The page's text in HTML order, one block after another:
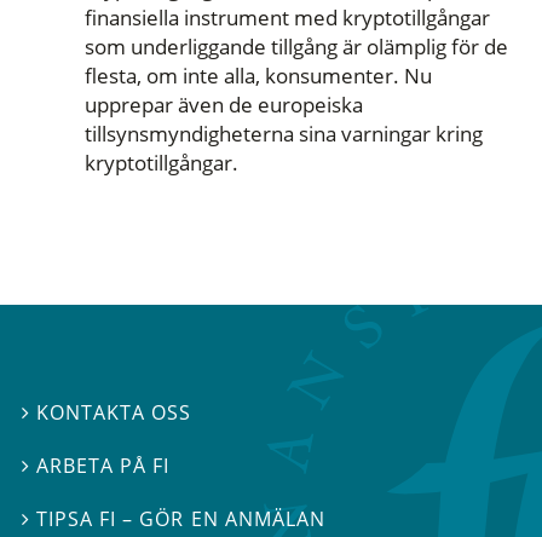
finansiella instrument med kryptotillgångar
som underliggande tillgång är olämplig för de
flesta, om inte alla, konsumenter. Nu
upprepar även de europeiska
tillsynsmyndigheterna sina varningar kring
kryptotillgångar.
 KONTAKTA OSS
 ARBETA PÅ FI
TIPSA FI – GÖR EN ANMÄLAN